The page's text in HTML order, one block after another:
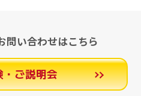
問い合わせはこちら
・ご説明会